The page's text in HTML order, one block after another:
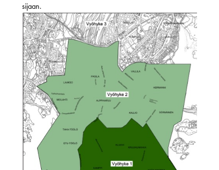
sijaan.